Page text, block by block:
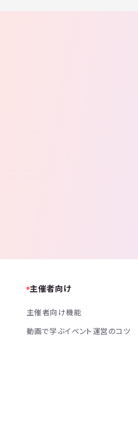
主催者向け
主催者向け機能
動画で学ぶイベント運営のコツ